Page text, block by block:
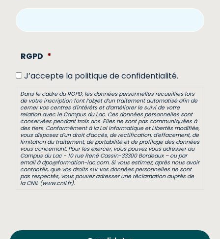
RGPD *
J’accepte la politique de confidentialité.
Dans le cadre du RGPD, les données personnelles recueillies lors
de votre inscription font l’objet d’un traitement automatisé afin de
cerner vos centres d’intérêts et d’améliorer le suivi de votre
relation avec le Campus du Lac. Ces données personnelles sont
conservées pendant trois ans. Elles ne sont pas communiquées à
des tiers. Conformément à la Loi Informatique et Libertés modifiée,
vous disposez d’un droit d’accès, de rectification, d’effacement, de
limitation du traitement, de portabilité et de profilage des données
vous concernant. Pour les exercer, vous pouvez vous adresser au
Campus du Lac - 10 rue René Cassin-33300 Bordeaux – ou par
email à dpo@formation-lac.com. Si vous estimez, après nous avoir
contactés, que vos droits sur vos données personnelles ne sont
pas respectés, vous pouvez adresser une réclamation auprès de
la CNIL (www.cnil.fr).